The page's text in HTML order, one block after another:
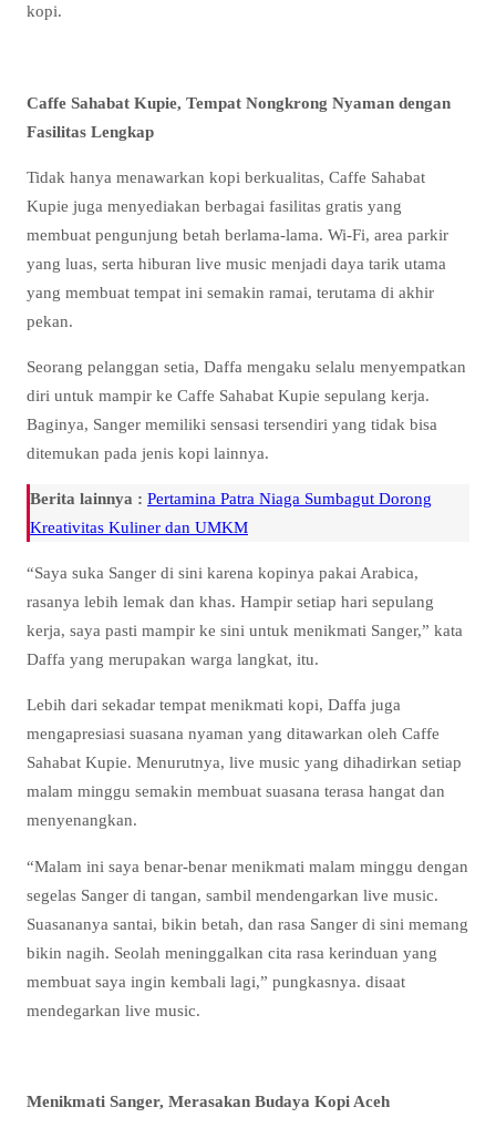
kopi.
Caffe Sahabat Kupie, Tempat Nongkrong Nyaman dengan
Fasilitas Lengkap
Tidak hanya menawarkan kopi berkualitas, Caffe Sahabat
Kupie juga menyediakan berbagai fasilitas gratis yang
membuat pengunjung betah berlama-lama. Wi-Fi, area parkir
yang luas, serta hiburan live music menjadi daya tarik utama
yang membuat tempat ini semakin ramai, terutama di akhir
pekan.
Seorang pelanggan setia, Daffa mengaku selalu menyempatkan
diri untuk mampir ke Caffe Sahabat Kupie sepulang kerja.
Baginya, Sanger memiliki sensasi tersendiri yang tidak bisa
ditemukan pada jenis kopi lainnya.
Berita lainnya : Pertamina Patra Niaga Sumbagut Dorong
Kreativitas Kuliner dan UMKM
“Saya suka Sanger di sini karena kopinya pakai Arabica,
rasanya lebih lemak dan khas. Hampir setiap hari sepulang
kerja, saya pasti mampir ke sini untuk menikmati Sanger,” kata
Daffa yang merupakan warga langkat, itu.
Lebih dari sekadar tempat menikmati kopi, Daffa juga
mengapresiasi suasana nyaman yang ditawarkan oleh Caffe
Sahabat Kupie. Menurutnya, live music yang dihadirkan setiap
malam minggu semakin membuat suasana terasa hangat dan
menyenangkan.
“Malam ini saya benar-benar menikmati malam minggu dengan
segelas Sanger di tangan, sambil mendengarkan live music.
Suasananya santai, bikin betah, dan rasa Sanger di sini memang
bikin nagih. Seolah meninggalkan cita rasa kerinduan yang
membuat saya ingin kembali lagi,” pungkasnya. disaat
mendegarkan live music.
Menikmati Sanger, Merasakan Budaya Kopi Aceh